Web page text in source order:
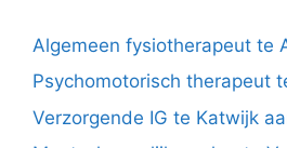
Algemeen fysiotherapeut te
Psychomotorisch therapeut
Verzorgende IG te Katwijk